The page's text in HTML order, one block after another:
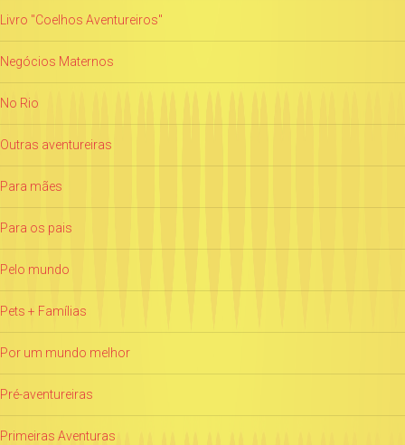
Livro "Coelhos Aventureiros"
Negócios Maternos
No Rio
Outras aventureiras
Para mães
Para os pais
Pelo mundo
Pets + Famílias
Por um mundo melhor
Pré-aventureiras
Primeiras Aventuras